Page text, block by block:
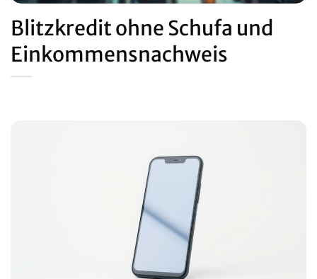
Blitzkredit ohne Schufa und
Einkommensnachweis